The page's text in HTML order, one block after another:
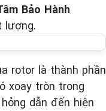
Bảo Hành
lượng.
rotor là thành phần
xoay tròn trong
dẫn đến hiện